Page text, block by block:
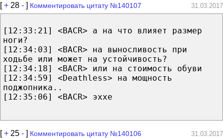
[+ 28 - ] Комментировать цитату №140107 31.03.2017
[12:33:21] <BACR> а на что влияет размер
ноги?
[12:34:03] <BACR> на выносливость при
ходьбе или может на устойчивость?
[12:34:18] <BACR> или на стоимость обуви
[12:34:59] <Deathless> на мощность
поджопника..
[12:35:06] <BACR> эххе
[+ 25 - ] Комментировать цитату №140106 31.03.2017